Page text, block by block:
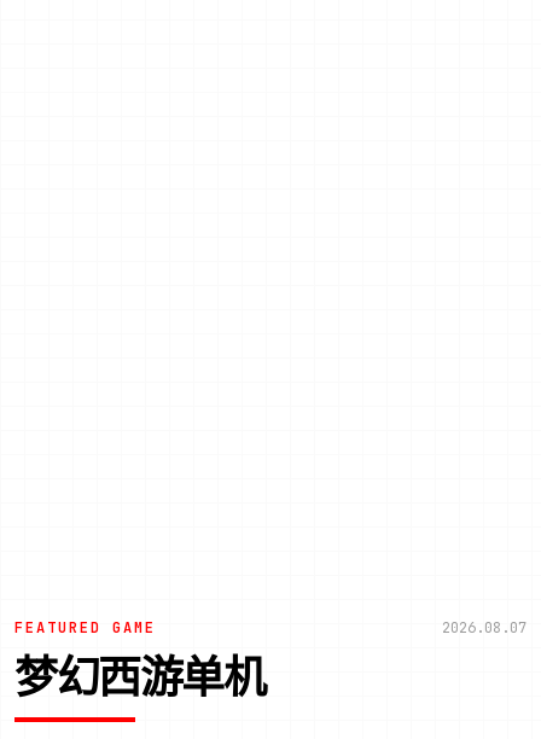
FEATURED GAME 2026.08.07
梦幻西游单机